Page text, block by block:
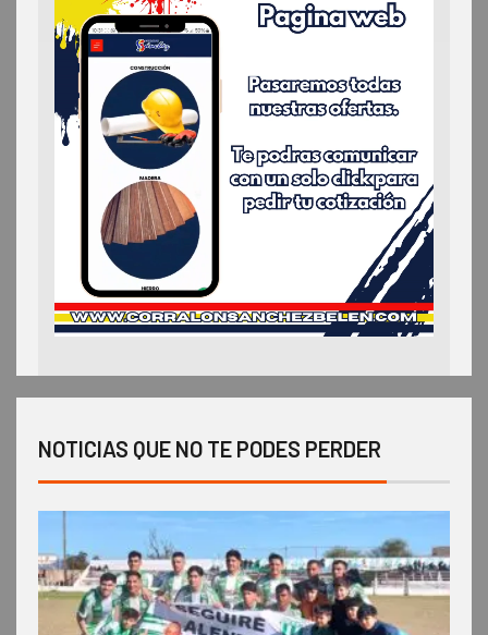
NOTICIAS QUE NO TE PODES PERDER